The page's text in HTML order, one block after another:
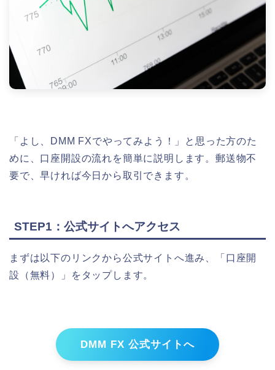
「よし、DMM FXでやってみよう！」と思った方のた
めに、口座開設の流れを簡単に説明します。郵送物不
要で、早ければ今日から取引できます。
STEP1：公式サイトへアクセス
まずは以下のリンクから公式サイトへ進み、「口座開
設（無料）」をタップします。
DMM FX 公式サイトへ